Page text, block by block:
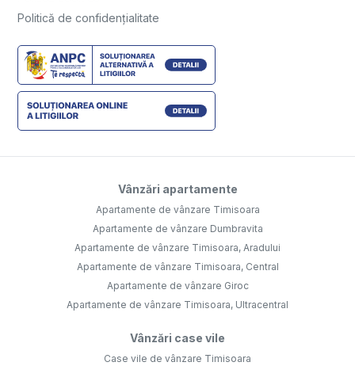
Politică de confidențialitate
Vânzări apartamente
Apartamente de vânzare Timisoara
Apartamente de vânzare Dumbravita
Apartamente de vânzare Timisoara, Aradului
Apartamente de vânzare Timisoara, Central
Apartamente de vânzare Giroc
Apartamente de vânzare Timisoara, Ultracentral
Vânzări case vile
Case vile de vânzare Timisoara